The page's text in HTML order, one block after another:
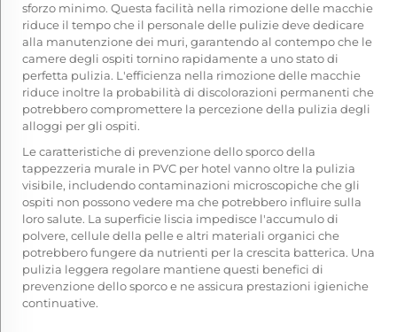
sforzo minimo. Questa facilità nella rimozione delle macchie
riduce il tempo che il personale delle pulizie deve dedicare
alla manutenzione dei muri, garantendo al contempo che le
camere degli ospiti tornino rapidamente a uno stato di
perfetta pulizia. L'efficienza nella rimozione delle macchie
riduce inoltre la probabilità di discolorazioni permanenti che
potrebbero compromettere la percezione della pulizia degli
alloggi per gli ospiti.
Le caratteristiche di prevenzione dello sporco della
tappezzeria murale in PVC per hotel vanno oltre la pulizia
visibile, includendo contaminazioni microscopiche che gli
ospiti non possono vedere ma che potrebbero influire sulla
loro salute. La superficie liscia impedisce l'accumulo di
polvere, cellule della pelle e altri materiali organici che
potrebbero fungere da nutrienti per la crescita batterica. Una
pulizia leggera regolare mantiene questi benefici di
prevenzione dello sporco e ne assicura prestazioni igieniche
continuative.